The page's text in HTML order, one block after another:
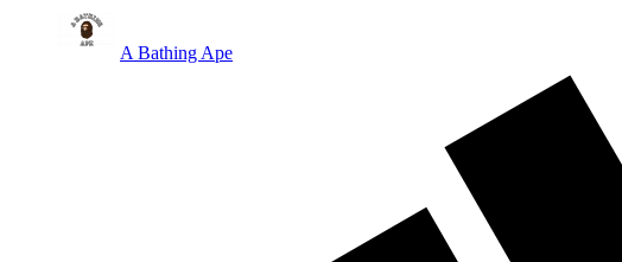
A Bathing Ape